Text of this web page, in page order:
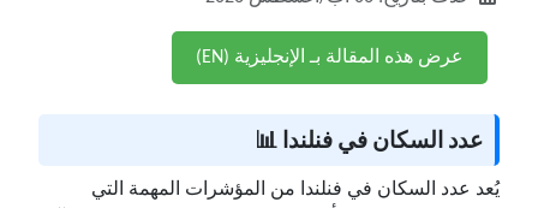
عرض هذه المقالة بـ الإنجليزية (EN)
عدد السكان في فنلندا 📊
يُعد عدد السكان في فنلندا من المؤشرات المهمة التي